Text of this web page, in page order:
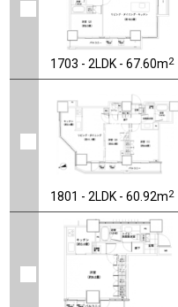
1703 - 2LDK - 67.60m2
1801 - 2LDK - 60.92m2